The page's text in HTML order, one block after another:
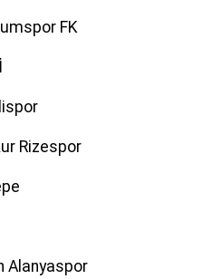
FK
Rizespor
Alanyaspor